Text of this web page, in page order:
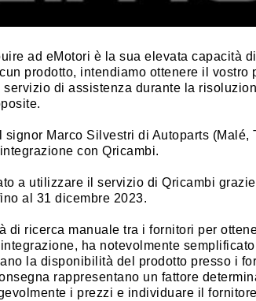
ad eMotori è la sua elevata capacità
prodotto, intendiamo ottenere il vostro
di assistenza durante la
Marco Silvestri di Autoparts (Malé,
con Qricambi.
a utilizzare il servizio di Qricambi
al 31 dicembre 2023.
di ricerca manuale tra i fornitori per
ha notevolmente
la disponibilità del prodotto presso i
rappresentano un fattore
i prezzi e individuare il